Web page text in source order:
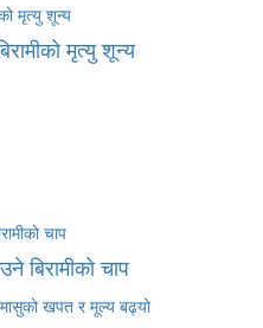
मृत्यु शून्य
बिरामीको चाप